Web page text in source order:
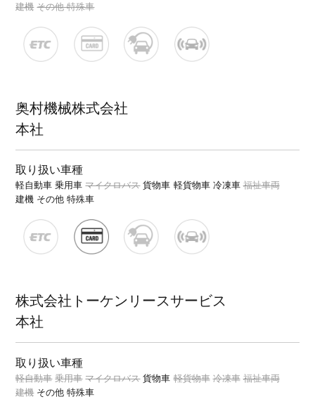
建機 その他 特殊車
奥村機械株式会社
本社
取り扱い車種
軽自動車 乗用車 マイクロバス 貨物車 軽貨物車 冷凍車 福祉車両
建機 その他 特殊車
株式会社トーケンリースサービス
本社
取り扱い車種
軽自動車 乗用車 マイクロバス 貨物車 軽貨物車 冷凍車 福祉車両
建機 その他 特殊車